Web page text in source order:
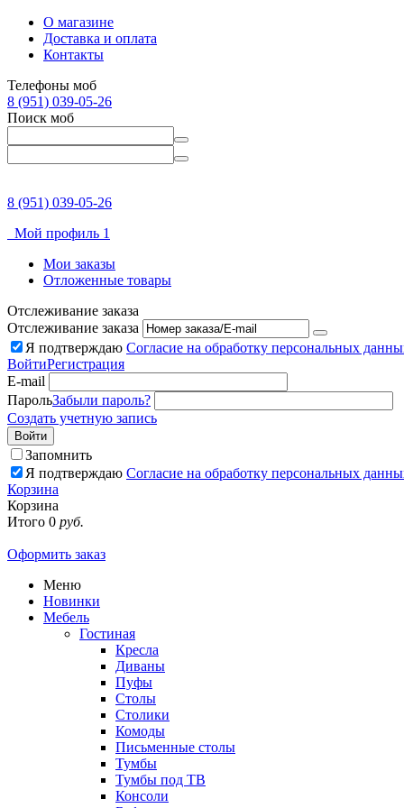
О магазине
Доставка и оплата
Контакты
Телефоны моб
8 (951) 039-05-26
Поиск моб
8 (951) 039-05-26
Мой профиль 1
Мои заказы
Отложенные товары
Отслеживание заказа
Отслеживание заказа
Я подтверждаю Согласие на обработку персональных
ВойтиРегистрация
E-mail
ПарольЗабыли пароль?
Создать учетную запись
Войти
Запомнить
Я подтверждаю Согласие на обработку персональных
Корзина
Корзина
Итого 0 руб.
Оформить заказ
Меню
Новинки
Мебель
Гостиная
Кресла
Диваны
Пуфы
Столы
Столики
Комоды
Письменные столы
Тумбы
Тумбы под ТВ
Консоли